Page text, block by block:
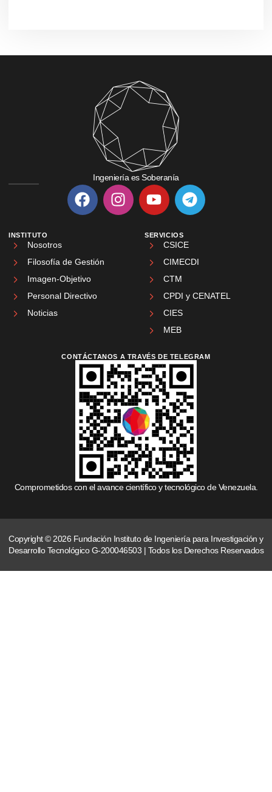
Ingeniería es Soberanía
INSTITUTO
Nosotros
Filosofía de Gestión
Imagen-Objetivo
Personal Directivo
Noticias
SERVICIOS
CSICE
CIMECDI
CTM
CPDI y CENATEL
CIES
MEB
CONTÁCTANOS A TRAVÉS DE TELEGRAM
Comprometidos con el avance científico y tecnológico de Venezuela.
Copyright © 2026 Fundación Instituto de Ingeniería para Investigación y
Desarrollo Tecnológico G-200046503 | Todos los Derechos Reservados